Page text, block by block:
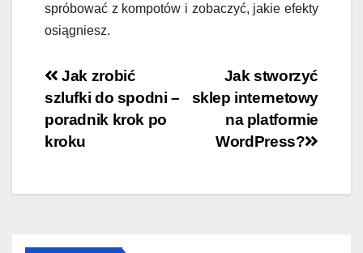
spróbować z kompotów i zobaczyć, jakie efekty
osiągniesz.
Nawigacja
wpisu
Jak stworzyć
sklep internetowy
na platformie
WordPress?
Jak zrobić
szlufki do spodni –
poradnik krok po
kroku